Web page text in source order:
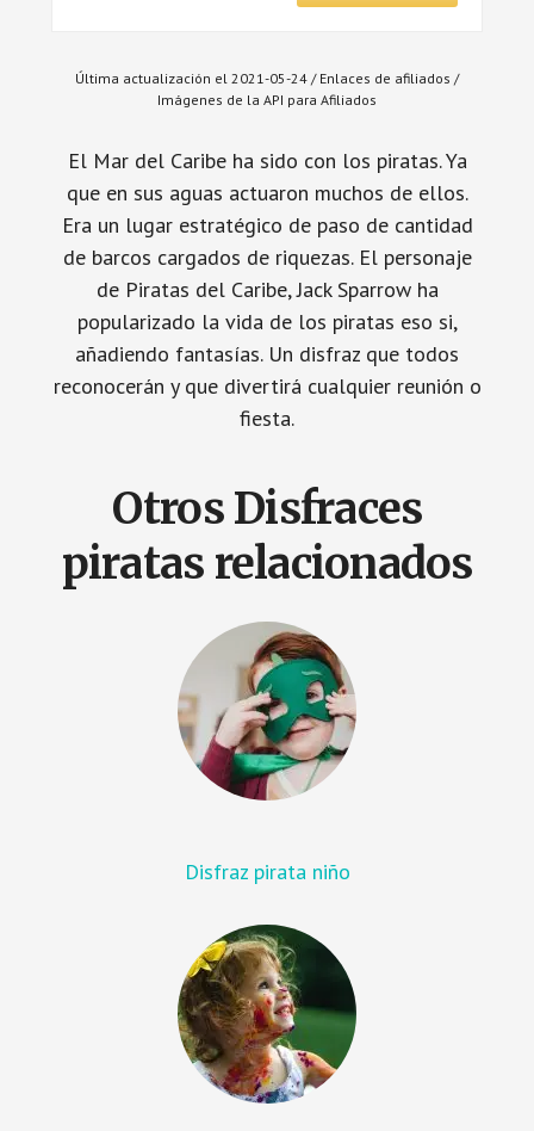
Última actualización el 2021-05-24 / Enlaces de afiliados /
Imágenes de la API para Afiliados
El Mar del Caribe ha sido con los piratas. Ya
que en sus aguas actuaron muchos de ellos.
Era un lugar estratégico de paso de cantidad
de barcos cargados de riquezas. El personaje
de Piratas del Caribe, Jack Sparrow ha
popularizado la vida de los piratas eso si,
añadiendo fantasías. Un disfraz que todos
reconocerán y que divertirá cualquier reunión o
fiesta.
Otros Disfraces
piratas relacionados
Disfraz pirata niño